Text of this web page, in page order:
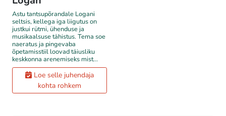
Astu tantsupõrandale Logani
seltsis, kellega iga liigutus on
justkui rütmi, ühenduse ja
musikaalsuse tähistus. Tema soe
naeratus ja pingevaba
õpetamisstiil loovad täiusliku
keskkonna arenemiseks mist...
Loe selle juhendaja
kohta rohkem